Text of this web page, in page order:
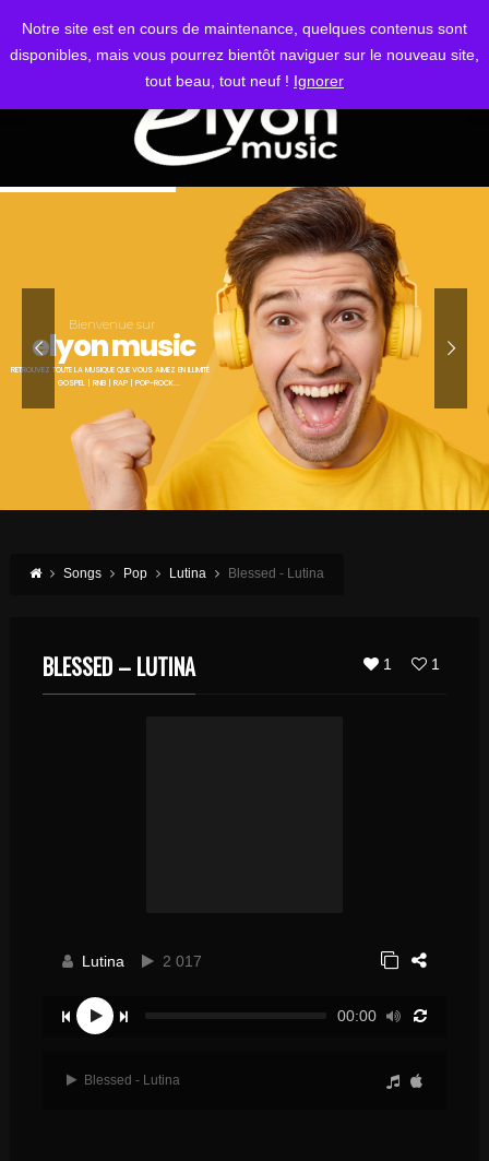
Notre site est en cours de maintenance, quelques contenus sont
disponibles, mais vous pourrez bientôt naviguer sur le nouveau site,
tout beau, tout neuf ! Ignorer
S'IDENTIFIER
Bienvenue sur
elyon music
RETROUVEZ TOUTE LA MUSIQUE QUE VOUS AIMEZ EN ILLIMITÉ
GOSPEL | RNB | RAP | POP-ROCK...
Songs Pop Lutina Blessed - Lutina
1 1
BLESSED – LUTINA
Lutina 2 017
00:00
Blessed - Lutina